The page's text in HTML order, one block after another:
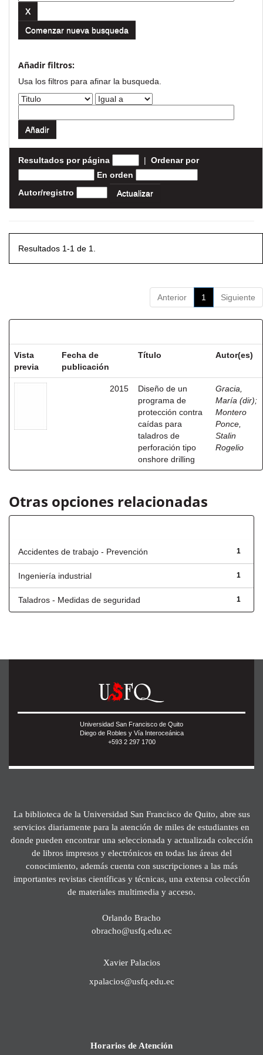
Comenzar nueva busqueda
Añadir filtros:
Usa los filtros para afinar la busqueda.
Resultados por página | Ordenar por
En orden
Autor/registro
Resultados 1-1 de 1.
Anterior 1 Siguiente
Vista
previa
Fecha de
publicación
Título Autor(es)
2015
Diseño de un
programa de
protección contra
caídas para
taladros de
perforación tipo
onshore drilling
Gracia,
María (dir);
Montero
Ponce,
Stalin
Rogelio
Otras opciones relacionadas
1
Accidentes de trabajo - Prevención
1
Ingeniería industrial
1
Taladros - Medidas de seguridad
Universidad San Francisco de Quito
Diego de Robles y Vía Interoceánica
+593 2 297 1700
La biblioteca de la Universidad San Francisco de Quito, abre sus
servicios diariamente para la atención de miles de estudiantes en
donde pueden encontrar una seleccionada y actualizada colección
de libros impresos y electrónicos en todas las áreas del
conocimiento, además cuenta con suscripciones a las más
importantes revistas científicas y técnicas, una extensa colección
de materiales multimedia y acceso.
Orlando Bracho
obracho@usfq.edu.ec
Xavier Palacios
xpalacios@usfq.edu.ec
Horarios de Atención